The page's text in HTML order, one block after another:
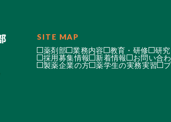
SITE MAP
薬剤部 業務内容 教育・研修 研
採用募集情報
新着情報 お問い合
製薬企業の方
薬学生の実務実習